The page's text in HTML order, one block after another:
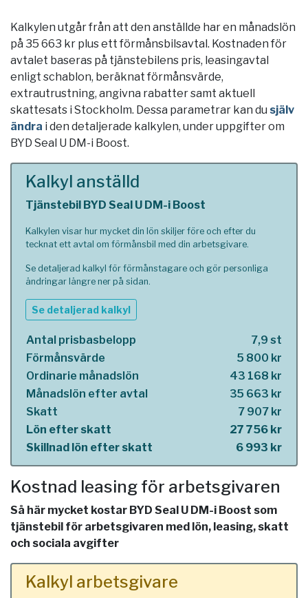
Kalkylen utgår från att den anställde har en månadslön
på 35 663 kr plus ett förmånsbilsavtal. Kostnaden för
avtalet baseras på tjänstebilens pris, leasingavtal
enligt schablon, beräknat förmånsvärde,
extrautrustning, angivna rabatter samt aktuell
skattesats i Stockholm. Dessa parametrar kan du själv
ändra i den detaljerade kalkylen, under uppgifter om
BYD Seal U DM-i Boost.
Kalkyl anställd
Tjänstebil BYD Seal U DM-i Boost
Kalkylen visar hur mycket din lön skiljer före och efter du
tecknat ett avtal om förmånsbil med din arbetsgivare.
Se detaljerad kalkyl för förmånstagare och gör personliga
ändringar längre ner på sidan.
Se detaljerad kalkyl
Antal prisbasbelopp
7,9 st
Förmånsvärde
5 800 kr
Ordinarie månadslön
43 168 kr
Månadslön efter avtal
35 663 kr
Skatt
7 907 kr
Lön efter skatt
27 756 kr
Skillnad lön efter skatt
6 993 kr
Kostnad leasing för arbetsgivaren
Så här mycket kostar BYD Seal U DM-i Boost som
tjänstebil för arbetsgivaren med lön, leasing, skatt
och sociala avgifter
Kalkyl arbetsgivare